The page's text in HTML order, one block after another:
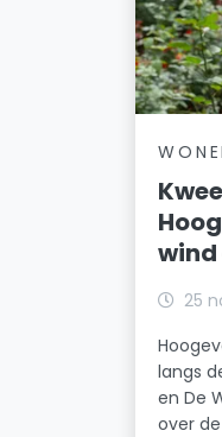
wind
25
langs
en De
over